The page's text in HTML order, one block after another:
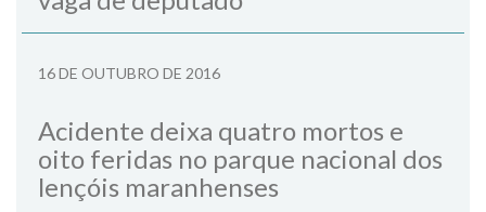
16 DE OUTUBRO DE 2016
Acidente deixa quatro mortos e
oito feridas no parque nacional dos
lençóis maranhenses